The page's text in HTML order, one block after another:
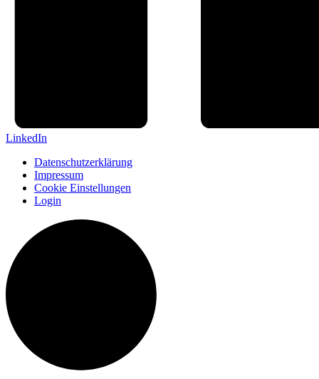
LinkedIn
Datenschutzerklärung
Impressum
Cookie Einstellungen
Login